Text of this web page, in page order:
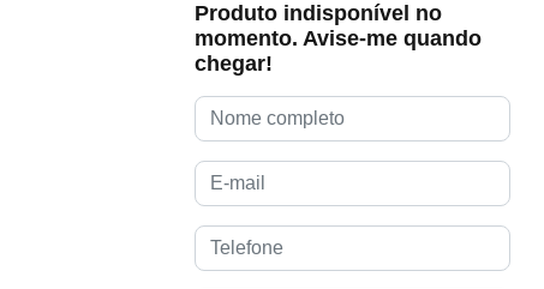
Produto indisponível no
momento. Avise-me quando
chegar!